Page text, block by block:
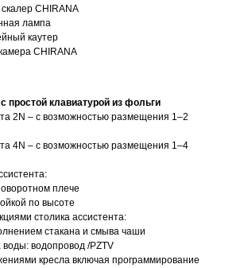
CHIRANA
лампа
каутер
CHIRANA
простой клавиатурой из фольги
2N – с возможностью размещения 1–2
4N – с возможностью размещения 1–4
плече
по высоте
столика ассистента:
стакана и смыва чаши
воды: водопровод /PZTV
кресла включая программирование